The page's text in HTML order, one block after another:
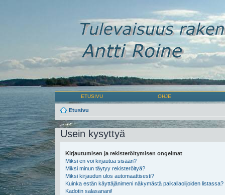
ETUSIVU OHJE
Etusivu
Usein kysyttyä
Kirjautumisen ja rekisteröitymisen ongelmat
Miksi en voi kirjautua sisään?
Miksi minun täytyy rekisteröityä?
Miksi kirjaudun ulos automaattisesti?
Kuinka estän käyttäjänimeni näkymästä paikallaolijoiden listassa?
Kadotin salasanani!